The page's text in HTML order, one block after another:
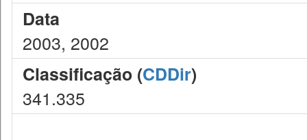
Data
2003, 2002
Classificação (CDDir)
341.335